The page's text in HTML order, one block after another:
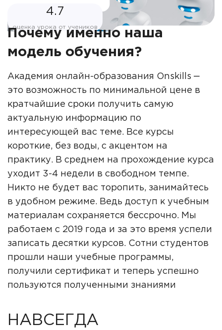
4.7
оценка урока от учеников
Почему именно наша
модель обучения?
Академия онлайн-образования Onskills ‒
это возможность по минимальной цене в
кратчайшие сроки получить самую
актуальную информацию по
интересующей вас теме. Все курсы
короткие, без воды, с акцентом на
практику. В среднем на прохождение курса
уходит 3-4 недели в свободном темпе.
Никто не будет вас торопить, занимайтесь
в удобном режиме. Ведь доступ к учебным
материалам сохраняется бессрочно. Мы
работаем с 2019 года и за это время успели
записать десятки курсов. Сотни студентов
прошли наши учебные программы,
получили сертификат и теперь успешно
пользуются полученными знаниями
НАВСЕГДА